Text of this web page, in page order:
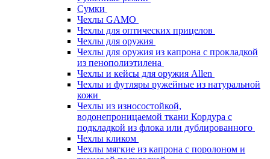
Сумки
Чехлы GAMO
Чехлы для оптических прицелов
Чехлы для оружия
Чехлы для оружия из капрона с прокладкой
из пенополиэтилена
Чехлы и кейсы для оружия Allen
Чехлы и футляры ружейные из натуральной
кожи
Чехлы из износостойкой,
водонепроницаемой ткани Кордура с
подкладкой из флока или дублированного
Чехлы кликом
Чехлы мягкие из капрона с поролоном и